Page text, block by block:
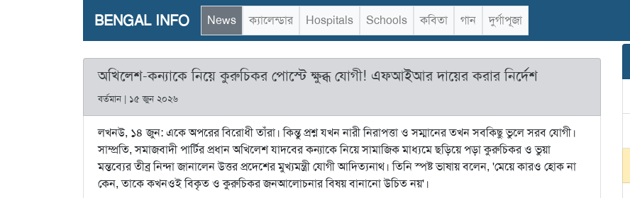
BENGAL INFO News ক্যালেন্ডার Hospitals Schools কবিতা গান দুর্গাপূজা
অখিলেশ-কন্যাকে নিয়ে কুরুচিকর পোস্টে ক্ষুব্ধ যোগী! এফআইআর দায়ের করার নির্দেশ
বর্তমান | ১৫ জুন ২০২৬
লখনউ, ১৪ জুন: একে অপরের বিরোধী তাঁরা। কিন্তু প্রশ্ন যখন নারী নিরাপত্তা ও সম্মানের তখন সবকিছু ভুলে সরব যোগী।
সাম্প্রতি, সমাজবাদী পার্টির প্রধান অখিলেশ যাদবের কন্যাকে নিয়ে সামাজিক মাধ্যমে ছড়িয়ে পড়া কুরুচিকর ও ভুয়া
মন্তব্যের তীব্র নিন্দা জানালেন উত্তর প্রদেশের মুখ্যমন্ত্রী যোগী আদিত্যনাথ। তিনি স্পষ্ট ভাষায় বলেন, 'মেয়ে কারও হোক না
কেন, তাকে কখনওই বিকৃত ও কুরুচিকর জনআলোচনার বিষয় বানানো উচিত নয়'।